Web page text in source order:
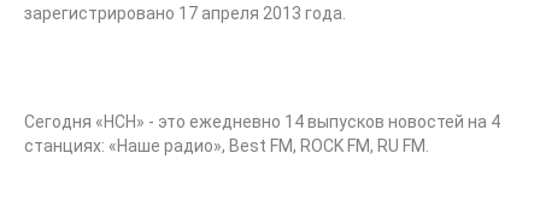
зарегистрировано 17 апреля 2013 года.
Сегодня «НСН» - это ежедневно 14 выпусков новостей на 4
станциях: «Наше радио», Best FM, ROCK FM, RU FM.